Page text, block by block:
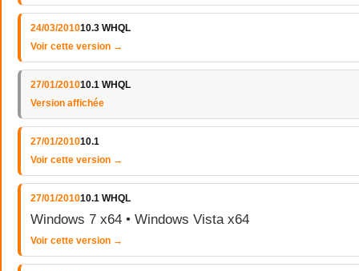
24/03/201010.3 WHQL
Voir cette version →
27/01/201010.1 WHQL
Version affichée
27/01/201010.1
Voir cette version →
27/01/201010.1 WHQL
Windows 7 x64 • Windows Vista x64
Voir cette version →